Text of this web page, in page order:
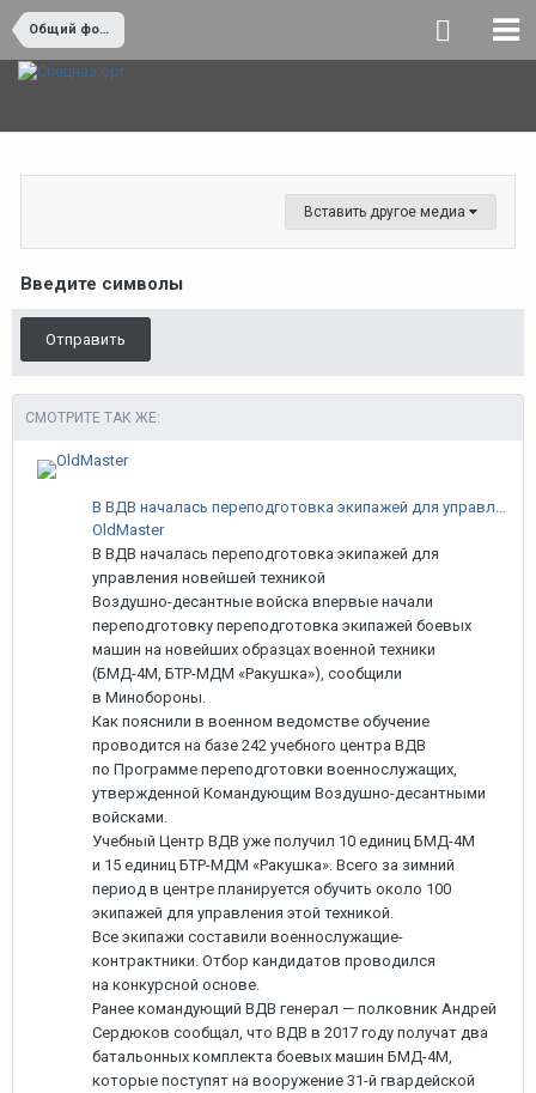
Общий форум
Вставить другое медиа
Введите символы
Отправить
СМОТРИТЕ ТАК ЖЕ:
OldMaster
В ВДВ началась переподготовка экипажей для
управления новейшей техникой
Воздушно-десантные войска впервые начали
переподготовку переподготовка экипажей боевых
машин на новейших образцах военной техники
(БМД-4М, БТР-МДМ «Ракушка»), сообщили
в Минобороны.
Как пояснили в военном ведомстве обучение
проводится на базе 242 учебного центра ВДВ
по Программе переподготовки военнослужащих,
утвержденной Командующим Воздушно-десантными
войсками.
Учебный Центр ВДВ уже получил 10 единиц БМД-4М
и 15 единиц БТР-МДМ «Ракушка». Всего за зимний
период в центре планируется обучить около 100
экипажей для управления этой техникой.
Все экипажи составили военнослужащие-
контрактники. Отбор кандидатов проводился
на конкурсной основе.
Ранее командующий ВДВ генерал — полковник Андрей
Сердюков сообщал, что ВДВ в 2017 году получат два
батальонных комплекта боевых машин БМД-4М,
которые поступят на вооружение 31-й гвардейской